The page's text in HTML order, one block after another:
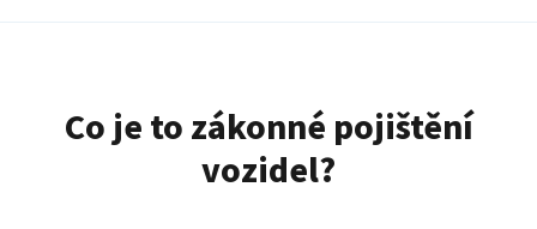
Co je to zákonné pojištění
vozidel?